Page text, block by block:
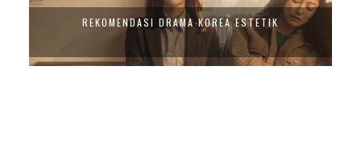
REKOMENDASI DRAMA KOREA ESTETIK